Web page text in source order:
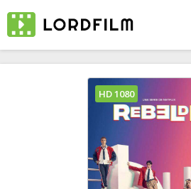
HD 1080